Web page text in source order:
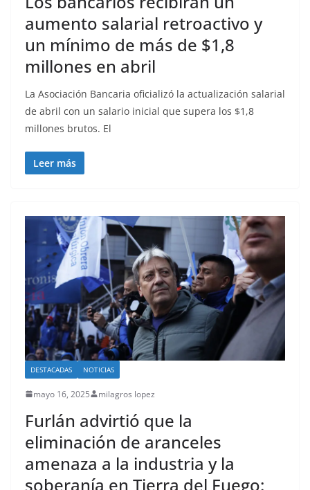
aumento salarial retroactivo y
un mínimo de más de $1,8
millones en abril
La Asociación Bancaria oficializó la actualización salarial
de abril con un salario inicial que supera los $1,8
millones brutos. El
Leer más
DESTACADAS NOTICIAS
mayo 16, 2025 milagros lopez
Furlán advirtió que la
eliminación de aranceles
amenaza a la industria y la
soberanía en Tierra del Fuego: